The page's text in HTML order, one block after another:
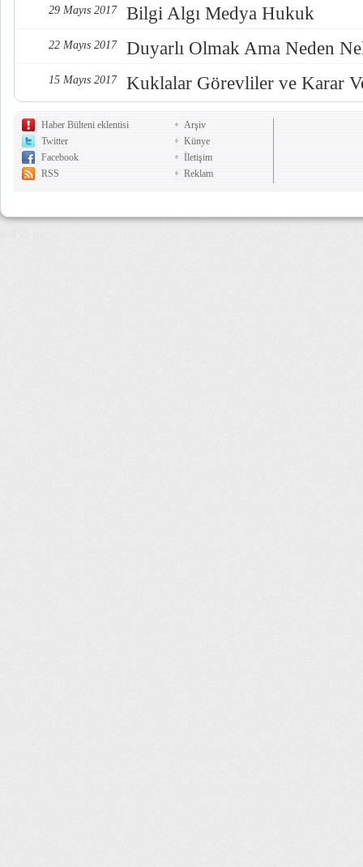
29 Mayıs 2017 Bilgi Algı Medya Hukuk
22 Mayıs 2017 Duyarlı Olmak Ama Neden
15 Mayıs 2017 Kuklalar Görevliler ve Karar
Haber Bülteni eklentisi
Twitter
Facebook
RSS
Arşiv
Künye
İletişim
Reklam